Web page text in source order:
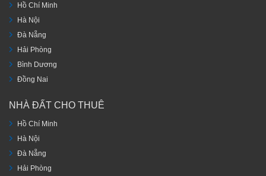
Hồ Chí Minh
Hà Nội
Đà Nẵng
Hải Phòng
Bình Dương
Đồng Nai
NHÀ ĐẤT CHO THUÊ
Hồ Chí Minh
Hà Nội
Đà Nẵng
Hải Phòng